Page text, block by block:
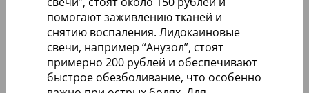
помогают заживлению тканей и
снятию воспаления. Лидокаиновые
свечи, например “Анузол”, стоят
примерно 200 рублей и обеспечивают
быстрое обезболивание, что особенно